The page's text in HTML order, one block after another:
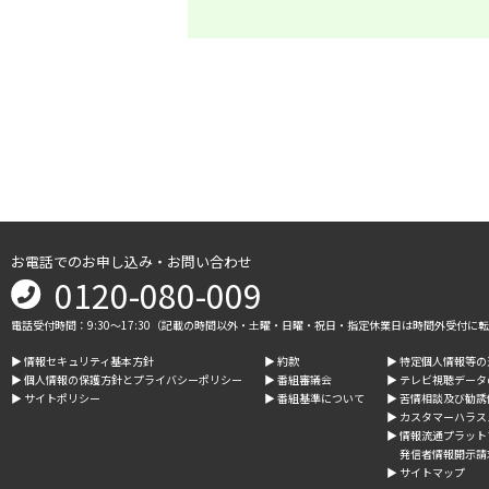
お電話でのお申し込み・お問い合わせ
0120-080-009
電話受付時間：9:30～17:30（記載の時間以外・土曜・日曜・祝日・指定休業日は時間外受付に
▶︎ 情報セキュリティ基本方針
▶︎ 個人情報の保護方針とプライバシーポリシー
▶︎ サイトポリシー
▶︎ 約款
▶︎ 番組審議会
▶︎ 番組基準について
▶︎ 特定個人情報等
▶︎ テレビ視聴デー
▶︎ 苦情相談及び勧
▶︎ カスタマーハラ
▶︎ 情報流通プラッ
発信者情報開示
▶︎ サイトマップ